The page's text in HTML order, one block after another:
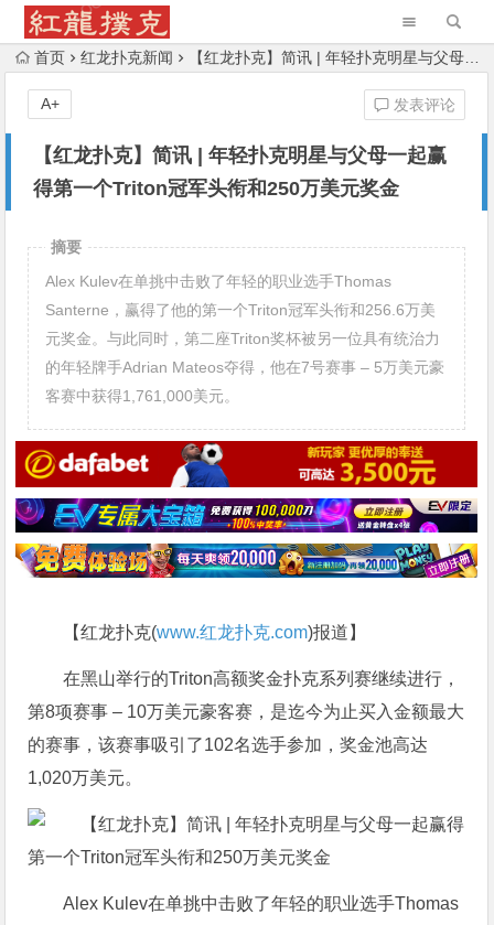
首页 红龙扑克新闻 【红龙扑克】简讯 | 年轻扑克明星与父母一起赢得第一个Triton冠军头衔和250万美元奖金
【红龙扑克】简讯 | 年轻扑克明星与父母一起赢
得第一个Triton冠军头衔和250万美元奖金
发表评论
A+
摘要
Alex Kulev在单挑中击败了年轻的职业选手Thomas
Santerne，赢得了他的第一个Triton冠军头衔和256.6万美
元奖金。与此同时，第二座Triton奖杯被另一位具有统治力
的年轻牌手Adrian Mateos夺得，他在7号赛事 – 5万美元豪
客赛中获得1,761,000美元。
【红龙扑克(www.红龙扑克.com)报道】
在黑山举行的Triton高额奖金扑克系列赛继续进行，
第8项赛事 – 10万美元豪客赛，是迄今为止买入金额最大
的赛事，该赛事吸引了102名选手参加，奖金池高达
1,020万美元。
Alex Kulev在单挑中击败了年轻的职业选手Thomas